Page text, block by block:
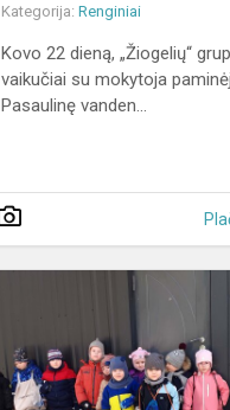
Kategorija:Renginiai
Kovo 22 dieną, „Žiogelių“
vaikučiai su mokytoja
Pasaulinę vanden...